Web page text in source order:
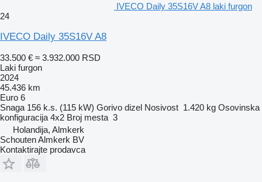
IVECO Daily 35S16V A8 laki furgon
24
IVECO Daily 35S16V A8
33.500 € ≈ 3.932.000 RSD
Laki furgon
2024
45.436 km
Euro 6
Snaga 156 k.s. (115 kW) Gorivo dizel Nosivost 1.420 kg Osovinska
konfiguracija 4x2 Broj mesta 3
Holandija, Almkerk
Schouten Almkerk BV
Kontaktirajte prodavca